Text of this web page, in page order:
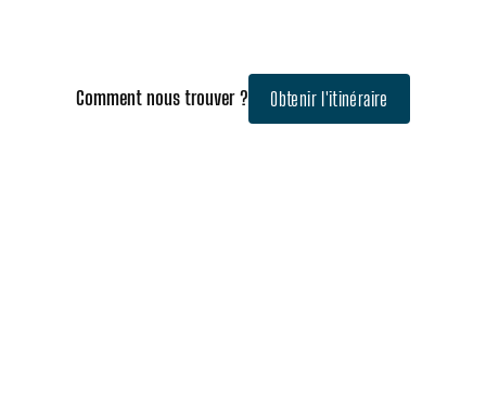
Comment nous trouver ? Obtenir l'itinéraire